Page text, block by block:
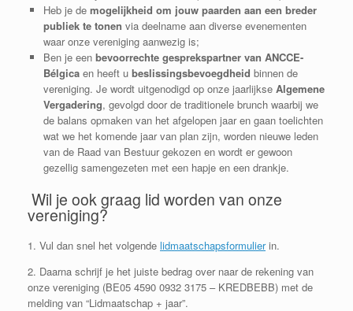
Heb je de mogelijkheid om jouw paarden aan een breder
publiek te tonen via deelname aan diverse evenementen
waar onze vereniging aanwezig is;
Ben je een bevoorrechte gesprekspartner van ANCCE-
Bélgicaen heeft u beslissingsbevoegdheid binnen de
vereniging. Je wordt uitgenodigd op onze jaarlijkse Algemene
Vergadering, gevolgd door de traditionele brunch waarbij we
de balans opmaken van het afgelopen jaar en gaan toelichten
wat we het komende jaar van plan zijn, worden nieuwe leden
van de Raad van Bestuur gekozen en wordt er gewoon
gezellig samengezeten met een hapje en een drankje.
Wil je ook graag lid worden van onze
vereniging?
1. Vul dan snel het volgende lidmaatschapsformulierin.
2. Daarna schrijf je het juiste bedrag over naar de rekening van
onze vereniging (BE05 4590 0932 3175 – KREDBEBB) met de
melding van “Lidmaatschap + jaar”.